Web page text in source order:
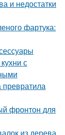
и недостатки
фартука:
с
превратила
фронтон для